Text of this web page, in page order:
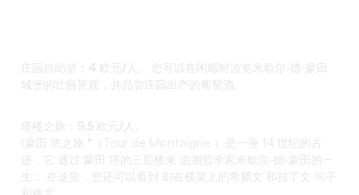
庄园自助游：4 欧元/人。 您
可以在闲暇时游览米歇尔-德-蒙田
城堡的壮丽景观，并品尝庄园出产的葡萄酒。
塔楼之旅：9.5 欧元/人。
(蒙田
塔之旅 "（ Tour de Montaigne
是一座 14 世纪的古
迹，它
通过 塔的三层楼来
追溯哲学家米歇尔-德-蒙田的一
在这里，您还可以看到 刻在横梁上的 希腊文 和拉丁文
句子